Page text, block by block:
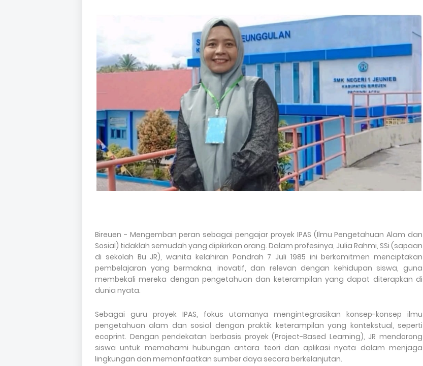
Bireuen - Mengemban peran sebagai pengajar proyek IPAS (Ilmu Pengetahuan Alam dan
Sosial) tidaklah semudah yang dipikirkan orang. Dalam profesinya, Julia Rahmi, SSi (sapaan
di sekolah Bu JR), wanita kelahiran Pandrah 7 Juli 1985 ini berkomitmen menciptakan
pembelajaran yang bermakna, inovatif, dan relevan dengan kehidupan siswa, guna
membekali mereka dengan pengetahuan dan keterampilan yang dapat diterapkan di
dunia nyata.
Sebagai guru proyek IPAS, fokus utamanya mengintegrasikan konsep-konsep ilmu
pengetahuan alam dan sosial dengan praktik keterampilan yang kontekstual, seperti
ecoprint. Dengan pendekatan berbasis proyek (Project-Based Learning), JR mendorong
siswa untuk memahami hubungan antara teori dan aplikasi nyata dalam menjaga
lingkungan dan memanfaatkan sumber daya secara berkelanjutan.